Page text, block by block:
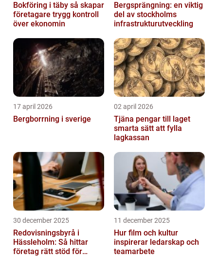
Bokföring i täby så skapar
företagare trygg kontroll
över ekonomin
Bergsprängning: en viktig
del av stockholms
infrastrukturutveckling
17 april 2026
Bergborrning i sverige
02 april 2026
Tjäna pengar till laget
smarta sätt att fylla
lagkassan
30 december 2025
Redovisningsbyrå i
Hässleholm: Så hittar
företag rätt stöd för
11 december 2025
Hur film och kultur
inspirerar ledarskap och
teamarbete